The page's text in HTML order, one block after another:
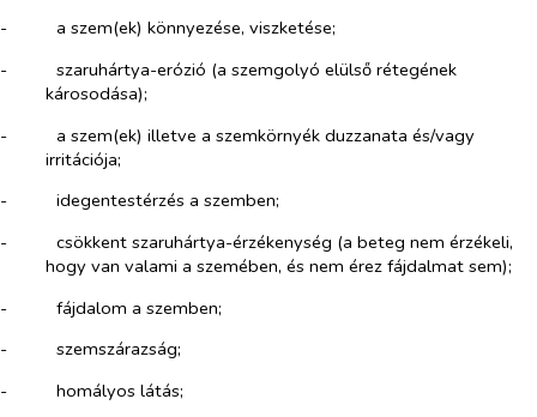
-​
a szem(ek) könnyezése, viszketése;
-​
szaruhártya-erózió (a szemgolyó elülső rétegének
károsodása);
-​
a szem(ek) illetve a szemkörnyék duzzanata és/vagy
irritációja;
-​
idegentestérzés a szemben;
-​
csökkent szaruhártya-érzékenység (a beteg nem érzékeli,
hogy van valami a szemében, és nem érez fájdalmat sem);
-​
fájdalom a szemben;
-​
szemszárazság;
-​
homályos látás;